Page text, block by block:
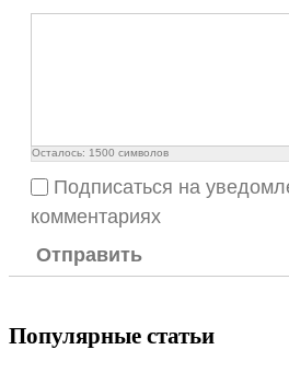
Осталось: 1500 символов
Подписаться на
комментариях
Отправить
Популярные статьи